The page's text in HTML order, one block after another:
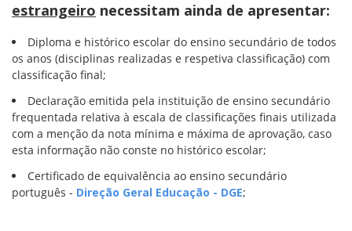
estrangeiro necessitam ainda de apresentar:
Diploma e histórico escolar do ensino secundário de todos
os anos (disciplinas realizadas e respetiva classificação) com
classificação final;
Declaração emitida pela instituição de ensino secundário
frequentada relativa à escala de classificações finais utilizada
com a menção da nota mínima e máxima de aprovação, caso
esta informação não conste no histórico escolar;
Certificado de equivalência ao ensino secundário
português - Direção Geral Educação - DGE;